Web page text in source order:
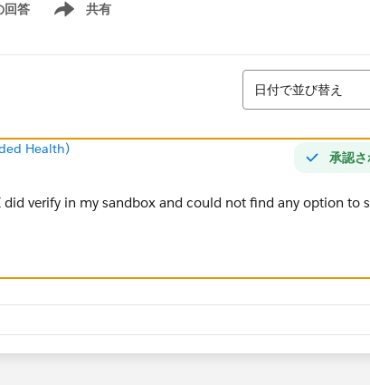
回答 共有
Show menu
並び替え
日付で並び替え
承認
Health)
verify in my sandbox and could not find any option to